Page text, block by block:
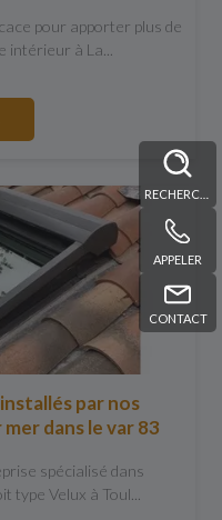
APPELER
CONTACT
pour apporter plus de
à La...
par nos
dans le var 83
spécialisé dans
type Velux à Toul...